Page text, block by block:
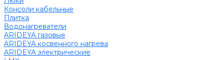
Консоли кабельные
Плитка
Водонагреватели
ARIDEYA газовые
ARIDEYA косвенного нагрева
ARIDEYA электрические